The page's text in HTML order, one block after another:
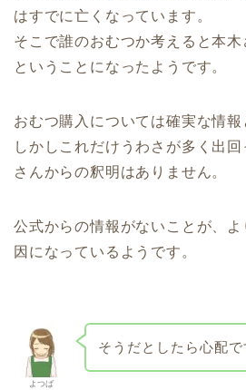
はすでに亡くなっています。
そこで誰のおむつか考えると本木
ということになったようです。
おむつ購入については確実な情報
しかしこれだけうわさが多く出
さんからの釈明はありません。
公式からの情報がないことが、
因になっているようです。
よつば
そうだとしたら心配で